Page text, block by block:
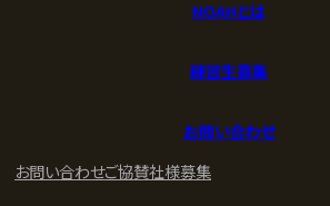
NOAHとは
練習生募集
お問い合わせ
お問い合わせご協賛社様募集